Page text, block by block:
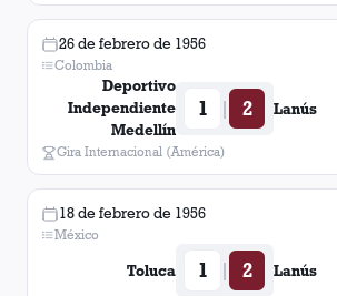
26 de febrero de 1956
Colombia
Deportivo
Independiente
Medellín
1 | 2 Lanús
Gira Internacional (América)
18 de febrero de 1956
México
Toluca 1 | 2 Lanús